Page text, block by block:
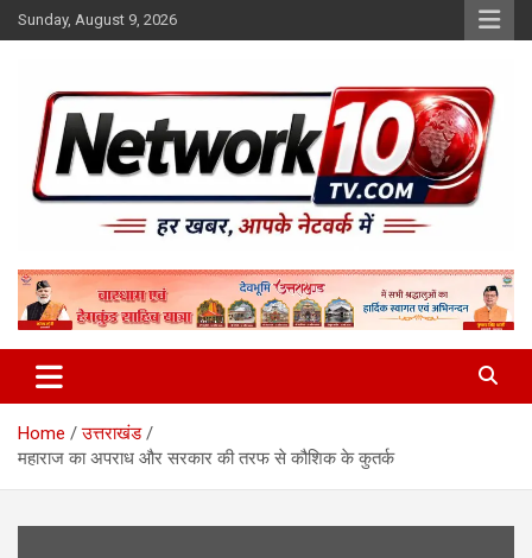
Skip
to
Sunday, August 9, 2026
Network10tv
Home
उत्तराखंड
महाराज का अपराध और सरकार की तरफ से कौशिक के कुतर्क